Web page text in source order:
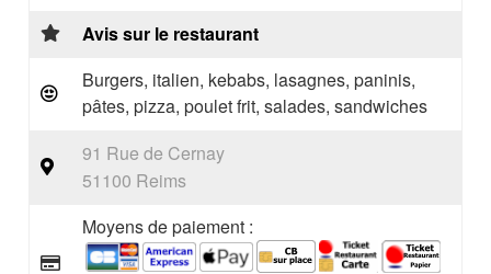
Avis sur le restaurant
Burgers, italien, kebabs, lasagnes, paninis,
pâtes, pizza, poulet frit, salades, sandwiches
91 Rue de Cernay
51100 Reims
Moyens de paiement :